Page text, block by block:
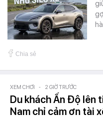
Chia sẻ
XEM CHƠI - 2 GIỜ TRƯỚC
Du khách Ấn Độ lên
Nam chỉ cảm ơn tài